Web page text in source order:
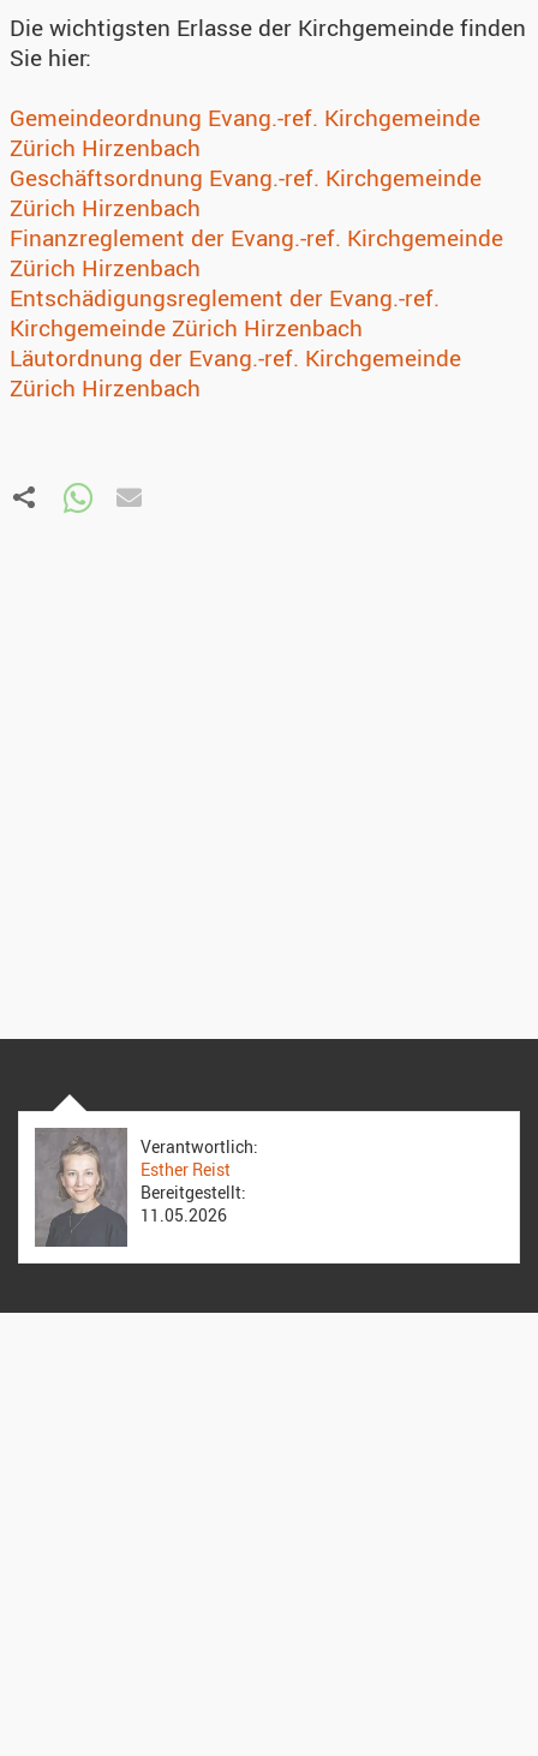
Die wichtigsten Erlasse der Kirchgemeinde finden
Sie hier:
Gemeindeordnung Evang.-ref. Kirchgemeinde
Zürich Hirzenbach
Geschäftsordnung Evang.-ref. Kirchgemeinde
Zürich Hirzenbach
Finanzreglement der Evang.-ref. Kirchgemeinde
Zürich Hirzenbach
Entschädigungsreglement der Evang.-ref.
Kirchgemeinde Zürich Hirzenbach
Läutordnung der Evang.-ref. Kirchgemeinde
Zürich Hirzenbach
Verantwortlich:
Esther Reist
Bereitgestellt:
11.05.2026